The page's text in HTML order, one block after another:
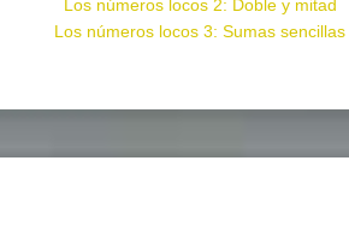
Los números locos 2: Doble y mitad
Los números locos 3: Sumas sencillas